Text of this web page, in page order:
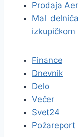
Prodaja
Mali
izkupičkom
Finance
Dnevnik
Delo
Večer
Svet24
Požareport